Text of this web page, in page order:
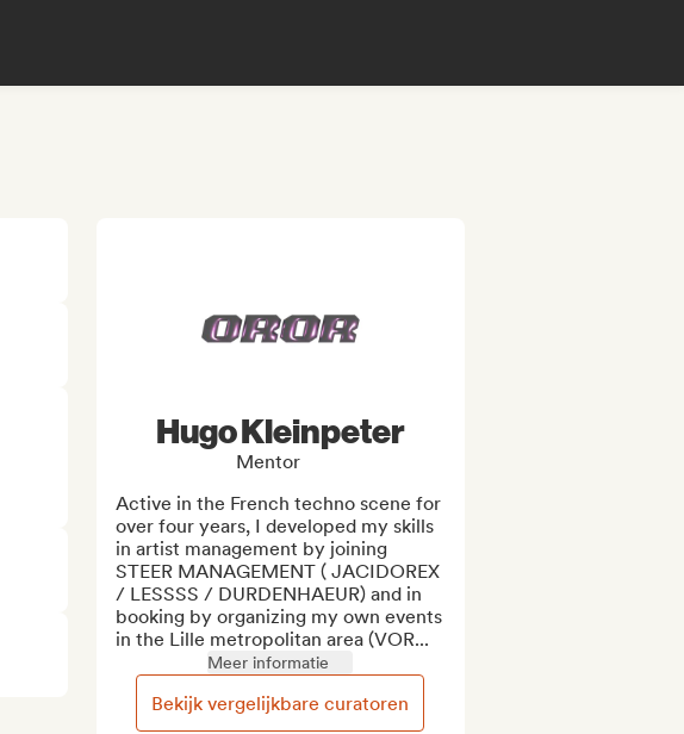
Hugo Kleinpeter
Mentor
Active in the French techno scene for
over four years, I developed my skills
in artist management by joining
STEER MANAGEMENT ( JACIDOREX
/ LESSSS / DURDENHAEUR) and in
booking by organizing my own events
in the Lille metropolitan area (VOR...
Meer informatie
Bekijk vergelijkbare curatoren